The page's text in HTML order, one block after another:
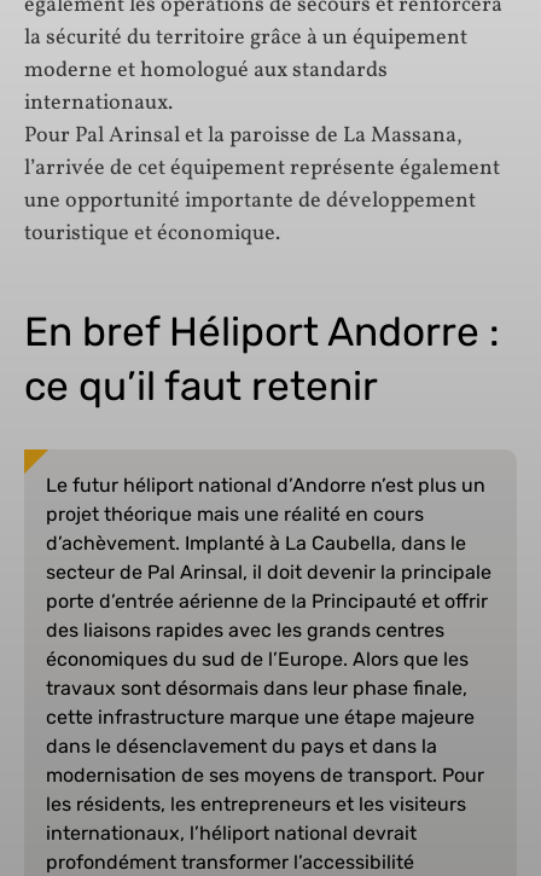
la sécurité du territoire grâce à un équipement
moderne et homologué aux standards
internationaux.
Pour Pal Arinsal et la paroisse de La Massana,
l’arrivée de cet équipement représente également
une opportunité importante de développement
touristique et économique.
En bref Héliport Andorre :
ce qu’il faut retenir
Le futur héliport national d’Andorre n’est plus un
projet théorique mais une réalité en cours
d’achèvement. Implanté à La Caubella, dans le
secteur de Pal Arinsal, il doit devenir la principale
porte d’entrée aérienne de la Principauté et offrir
des liaisons rapides avec les grands centres
économiques du sud de l’Europe. Alors que les
travaux sont désormais dans leur phase finale,
cette infrastructure marque une étape majeure
dans le désenclavement du pays et dans la
modernisation de ses moyens de transport. Pour
les résidents, les entrepreneurs et les visiteurs
internationaux, l’héliport national devrait
profondément transformer l’accessibilité